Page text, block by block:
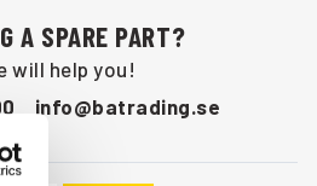
A SPARE PART?
will help you!
info@batrading.se